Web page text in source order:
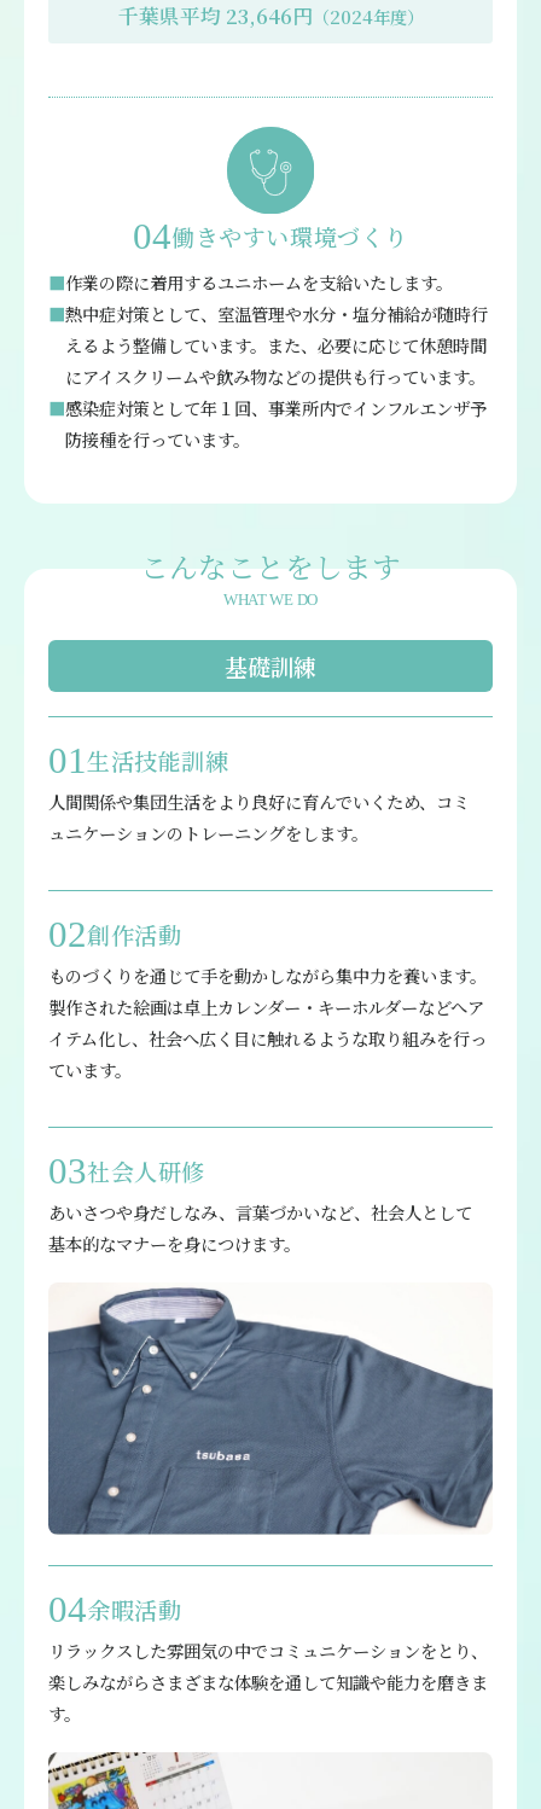
千葉県平均 23,646円 （2024年度）
04働きやすい環境づくり
■作業の際に着用するユニホームを支給いたします。
■熱中症対策として、室温管理や水分・塩分補給が随時行
えるよう整備しています。また、必要に応じて休憩時間
にアイスクリームや飲み物などの提供も行っています。
■感染症対策として年１回、事業所内でインフルエンザ予
防接種を行っています。
こんなことをします
WHAT WE DO
基礎訓練
01 生活技能訓練
人間関係や集団生活をより良好に育んでいくため、コミ
ュニケーションのトレーニングをします。
02創作活動
ものづくりを通じて手を動かしながら集中力を養います。
製作された絵画は卓上カレンダー・キーホルダーなどへア
イテム化し、社会へ広く目に触れるような取り組みを行っ
ています。
03社会人研修
あいさつや身だしなみ、言葉づかいなど、社会人として
基本的なマナーを身につけます。
04余暇活動
リラックスした雰囲気の中でコミュニケーションをとり、
楽しみながらさまざまな体験を通して知識や能力を磨きま
す。